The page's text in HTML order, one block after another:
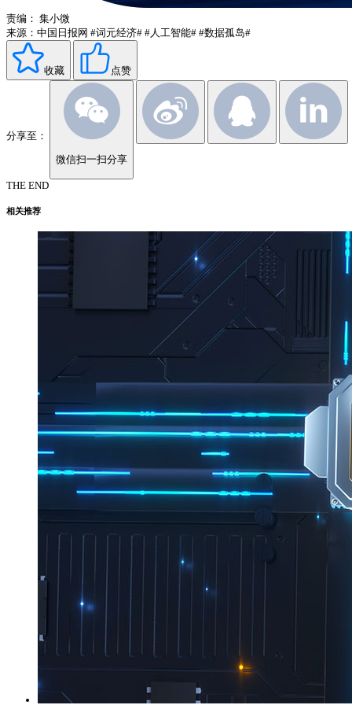
责编： 集小微
来源：中国日报网 #词元经济# #人工智能# #数据孤岛#
收藏 点赞
分享至：
微信扫一扫分享
THE END
相关推荐